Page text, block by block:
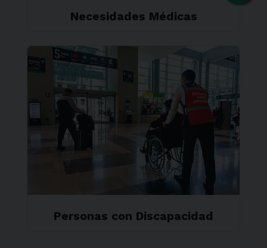
Necesidades Médicas
Personas con Discapacidad